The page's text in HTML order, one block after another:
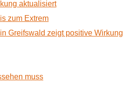
aktualisiert
zum Extrem
Greifswald zeigt positive Wirkung
muss